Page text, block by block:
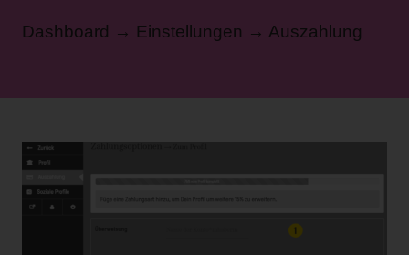
Dashboard → Einstellungen → Auszahlung